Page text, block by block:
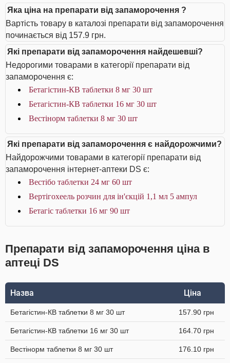
Яка ціна на препарати від запаморочення ?
Вартість товару в каталозі препарати від запаморочення
починається від 157.9 грн.
Які препарати від запаморочення найдешевші?
Недорогими товарами в категорії препарати від
запаморочення є:
Бетагістин-КВ таблетки 8 мг 30 шт
Бетагістин-КВ таблетки 16 мг 30 шт
Вестінорм таблетки 8 мг 30 шт
Які препарати від запаморочення є найдорожчими?
Найдорожчими товарами в категорії препарати від
запаморочення інтернет-аптеки DS є:
Вестібо таблетки 24 мг 60 шт
Вертігохеель розчин для ін'єкцій 1,1 мл 5 ампул
Бетагіс таблетки 16 мг 90 шт
Препарати від запаморочення ціна в
аптеці DS
Назва Ціна
Бетагістин-КВ таблетки 8 мг 30 шт 157.90 грн
Бетагістин-КВ таблетки 16 мг 30 шт 164.70 грн
Вестінорм таблетки 8 мг 30 шт 176.10 грн